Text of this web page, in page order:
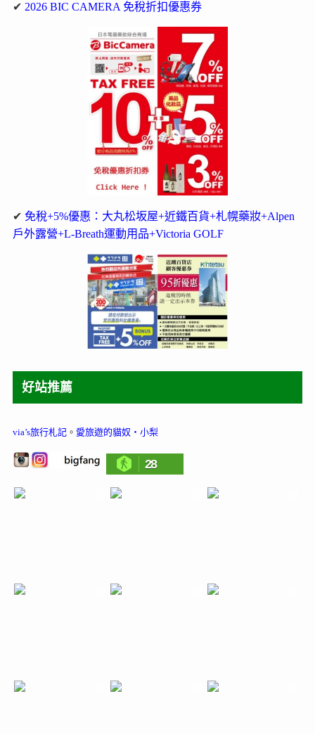
✔ 2026 BIC CAMERA 免稅折扣優惠券
✔ 免稅+5%優惠：大丸松坂屋+近鐵百貨+札幌藥妝+Alpen
戶外露營+L-Breath運動用品+Victoria GOLF
好站推薦
via’s旅行札記。 愛旅遊的貓奴‧小梨
28